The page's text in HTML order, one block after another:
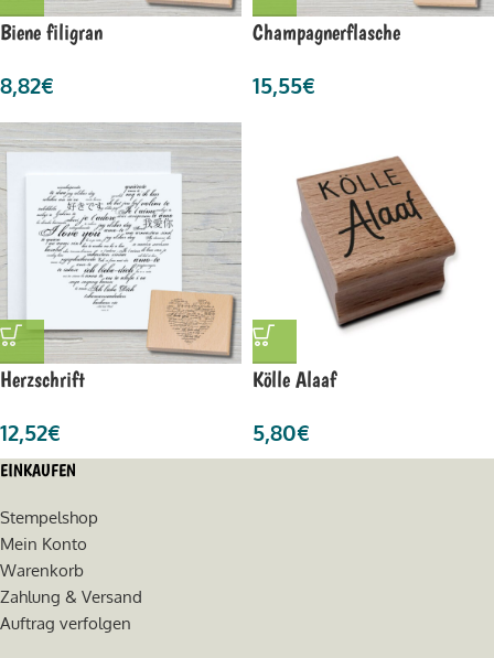
Biene filigran
8,82€
Champagnerflasche
15,55€
Herzschrift
12,52€
Kölle Alaaf
5,80€
EINKAUFEN
Stempelshop
Mein Konto
Warenkorb
Zahlung & Versand
Auftrag verfolgen